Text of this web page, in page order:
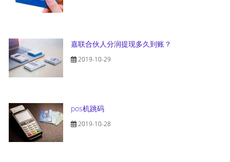
嘉联合伙人分润提现多久到账？
2019-10-29
pos机跳码
2019-10-28